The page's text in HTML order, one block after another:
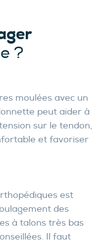
?
moulées avec un
peut aider à
sur le tendon,
et favoriser
est
des
à talons très bas
Il faut